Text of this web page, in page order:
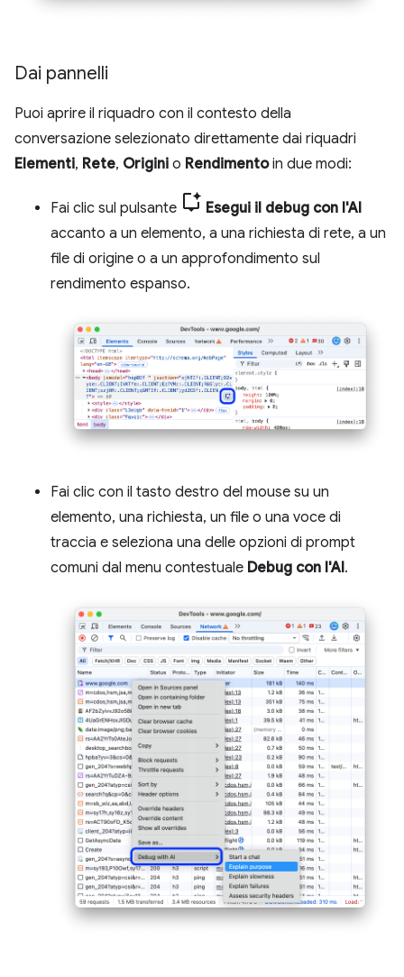
Dai pannelli
Puoi aprire il riquadro con il contesto della
conversazione selezionato direttamente dai riquadri
Elementi, Rete, Origini o Rendimentoin due modi:
Fai clic sul pulsante
Esegui il debug con l'AI
accanto a un elemento, a una richiesta di rete, a un
file di origine o a un approfondimento sul
rendimento espanso.
Fai clic con il tasto destro del mouse su un
elemento, una richiesta, un file o una voce di
traccia e seleziona una delle opzioni di prompt
comuni dal menu contestuale Debug con l'AI.